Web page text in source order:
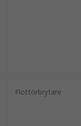
Flottörbrytare